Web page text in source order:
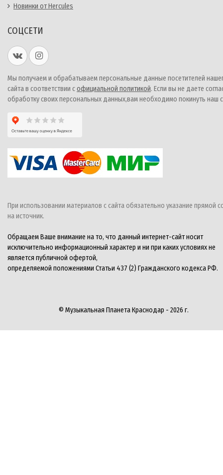
Новинки от Hercules
СОЦСЕТИ
Мы получаем и обрабатываем персональные данные посетителей
сайта в соответствии софициальной политикой. Если вы не даете
обработку своих персональных данных,вам необходимо покинуть наш
При использовании материалов с сайта обязательно указание прямой
на источник.
Обращаем Ваше внимание на то, что данный интернет-сайт носит
исключительно информационный характер и ни при каких условиях не
является публичной офертой,
определяемой положениями Статьи 437 (2) Гражданского кодекса РФ.
© Музыкальная Планета Краснодар - 2026 г.